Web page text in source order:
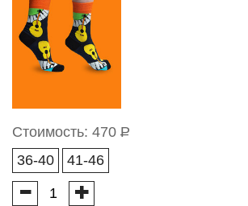
Стоимость: 470 Р
36-40
41-46